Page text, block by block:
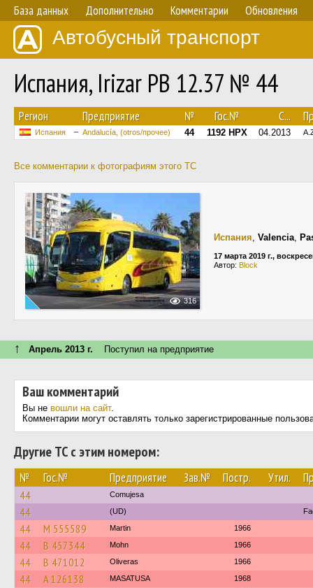
База данных Дополнительно Комментарии Обновления
Автобусный транспорт
Испания, Irizar PB 12.37 № 44
Регион Предприятие № Гос.№ С...
Испания Andalucía, (otros/прочее) 44 1192 HPX 04.2013
Все комментарии к фотографиям этого ТС
316
Испания, Valencia,
17 марта 2019 г.,
Автор: Block
↑ Апрель 2013 г. Поступил на предприятие
Ваш комментарий
Вы не вошли на сайт.
Комментарии могут оставлять только зарегистрированные
Другие ТС с этим номером:
№ Гос.№ Предприятие Зав.№ Постр. Утил.
44 Comujesa
44 (UD)
44 M 555589 Martin 1966
44 B 457344 Mohn 1966
44 B 471012 Oliveras 1966
44 A 126138 MASATUSA 1968